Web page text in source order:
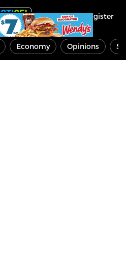
Register
Economy Opinions